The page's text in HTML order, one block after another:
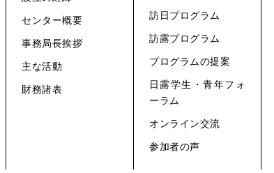
センター概要
事務局長挨拶
主な活動
財務諸表
訪日プログラム
訪露プログラム
プログラムの提案
日露学生・青年フォ
ーラム
オンライン交流
参加者の声